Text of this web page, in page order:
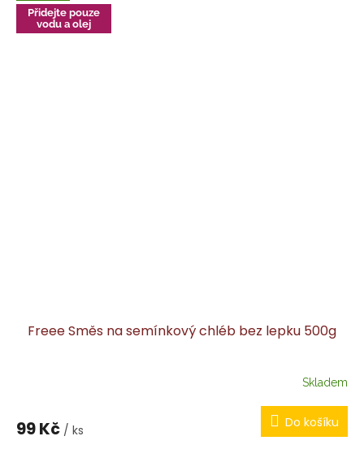
Přidejte pouze
vodu a olej
Freee Směs na semínkový chléb bez lepku 500g
Skladem
99 Kč / ks Do košíku